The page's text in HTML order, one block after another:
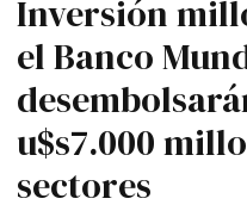
Inversión
el Banco
u$s7.000
sectores